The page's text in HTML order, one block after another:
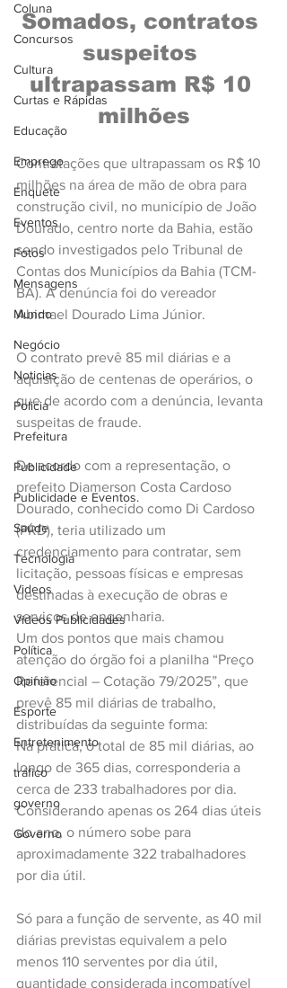
Coluna
Concursos
Cultura
Curtas e Rápidas
Educação
Emprego
Enquete
Eventos
Fotos
Mensagens
Mundo
Negócio
Noticias
Policia
Prefeitura
Publicidade
Publicidade e Eventos.
Saúde
Tecnologia
Videos
Videos Publicidades
Política
Opinião
Esporte
Entretenimento
tráfico
governo
Governo
Somados, contratos
suspeitos
ultrapassam R$ 10
milhões
Contratações que ultrapassam os R$ 10
milhões na área de mão de obra para
construção civil, no município de João
Dourado, centro norte da Bahia, estão
sendo investigados pelo Tribunal de
Contas dos Municípios da Bahia (TCM-
BA). A denúncia foi do vereador
Abimael Dourado Lima Júnior.
O contrato prevê 85 mil diárias e a
aquisição de centenas de operários, o
que de acordo com a denúncia, levanta
suspeitas de fraude.
De acordo com a representação, o
prefeito Diamerson Costa Cardoso
Dourado, conhecido como Di Cardoso
(PRD), teria utilizado um
credenciamento para contratar, sem
licitação, pessoas físicas e empresas
destinadas à execução de obras e
serviços de engenharia.
Um dos pontos que mais chamou
atenção do órgão foi a planilha “Preço
Referencial – Cotação 79/2025”, que
prevê 85 mil diárias de trabalho,
distribuídas da seguinte forma:
Na prática, o total de 85 mil diárias, ao
longo de 365 dias, corresponderia a
cerca de 233 trabalhadores por dia.
Considerando apenas os 264 dias úteis
do ano, o número sobe para
aproximadamente 322 trabalhadores
por dia útil.
Só para a função de servente, as 40 mil
diárias previstas equivalem a pelo
menos 110 serventes por dia útil,
quantidade considerada incompatível